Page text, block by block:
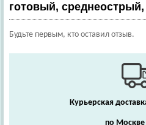
готовый, среднеострый,
Будьте первым, кто оставил отзыв.
Курьерская
по